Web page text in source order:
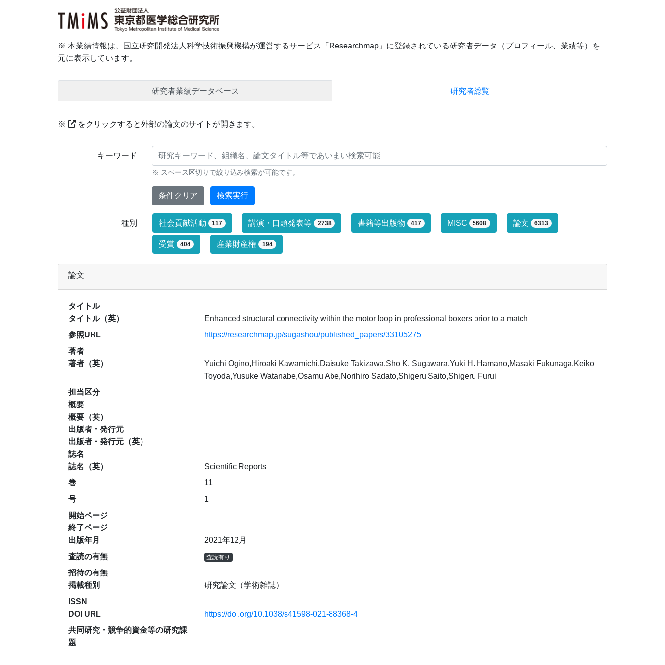
※ 本業績情報は、国立研究開発法人科学技術振興機構が運営するサービス「Researchmap」に登録されている研究者データ（プロフィール、業績等）を
元に表示しています。
研究者業績データベース 研究者総覧
※ をクリックすると外部の論文のサイトが開きます。
研究業績に対する検索条件
キーワード
※ スペース区切りで絞り込み検索が可能です。
条件クリア 検索実行
種別 研究業績タイプによる絞り込み条件です。絞り込みは行っていません。
社会貢献活動 117 講演・口頭発表等 2738 書籍等出版物 417 MISC 5608 論文 6313
受賞 404 産業財産権 194
論文
タイトル
タイトル（英）
Enhanced structural connectivity within the motor loop in professional boxers prior to a match
参照URL
https://researchmap.jp/sugashou/published_papers/33105275
著者
著者（英）
Yuichi Ogino,Hiroaki Kawamichi,Daisuke Takizawa,Sho K. Sugawara,Yuki H. Hamano,Masaki Fukunaga,Keiko
Toyoda,Yusuke Watanabe,Osamu Abe,Norihiro Sadato,Shigeru Saito,Shigeru Furui
担当区分
概要
概要（英）
出版者・発行元
出版者・発行元（英）
誌名
誌名（英）
Scientific Reports
巻
11
号
1
開始ページ
終了ページ
出版年月
2021年12月
査読の有無
査読有り
招待の有無
掲載種別
研究論文（学術雑誌）
ISSN
DOI URL
https://doi.org/10.1038/s41598-021-88368-4
共同研究・競争的資金等の研究課
題